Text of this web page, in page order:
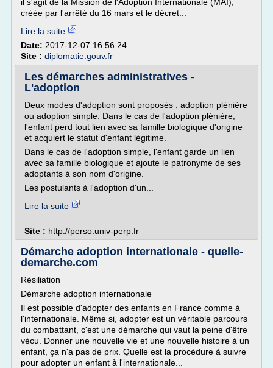
créée par l'arrêté du 16 mars et le décret...
Lire la suite
Date: 2017-12-07 16:56:24
Site : diplomatie.gouv.fr
Les démarches administratives -
L'adoption
Deux modes d'adoption sont proposés : adoption plénière
ou adoption simple. Dans le cas de l'adoption plénière,
l'enfant perd tout lien avec sa famille biologique d'origine
et acquiert le statut d'enfant légitime.
Dans le cas de l'adoption simple, l'enfant garde un lien
avec sa famille biologique et ajoute le patronyme de ses
adoptants à son nom d'origine.
Les postulants à l'adoption d'un...
Lire la suite
Site : http://perso.univ-perp.fr
Démarche adoption internationale - quelle-
demarche.com
Résiliation
Démarche adoption internationale
Il est possible d'adopter des enfants en France comme à
l'internationale. Même si, adopter est un véritable parcours
du combattant, c'est une démarche qui vaut la peine d'être
vécu. Donner une nouvelle vie et une nouvelle histoire à un
enfant, ça n'a pas de prix. Quelle est la procédure à suivre
pour adopter un enfant à l'internationale...